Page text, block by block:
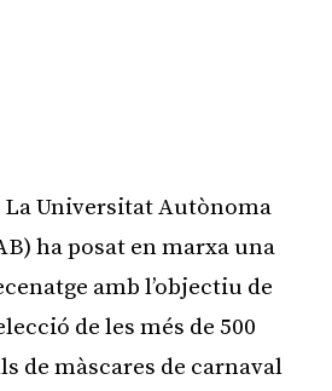
La Universitat Autònoma
ha posat en marxa una
amb l’objectiu de
de les més de 500
de màscares de carnaval